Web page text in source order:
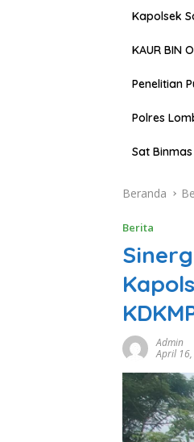
Kapolsek
KAUR BIN
Penelitian
Polres
Sat
Beranda
Berita
Admin
April